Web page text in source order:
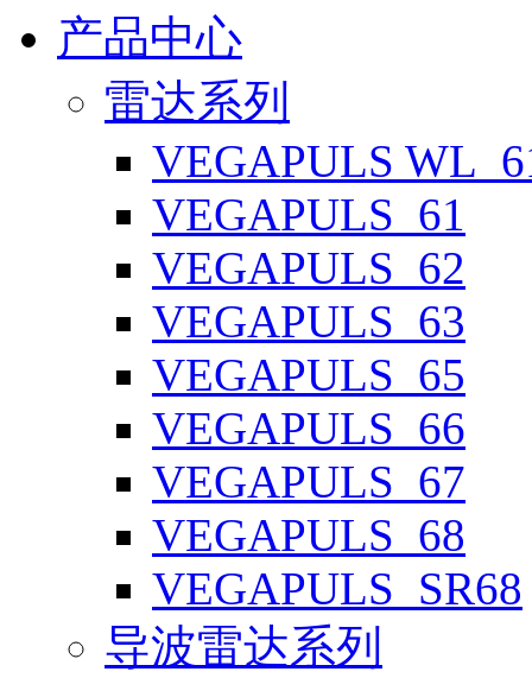
产品中心
雷达系列
VEGAPULS
VEGAPULS_61
VEGAPULS_62
VEGAPULS_63
VEGAPULS_65
VEGAPULS_66
VEGAPULS_67
VEGAPULS_68
VEGAPULS_SR68
导波雷达系列